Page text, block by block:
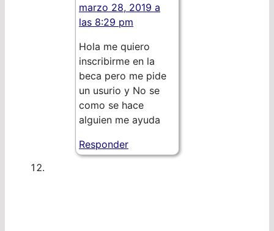
marzo 28, 2019 a
las 8:29 pm
Hola me quiero
inscribirme en la
beca pero me pide
un usurio y No se
como se hace
alguien me ayuda
Responder